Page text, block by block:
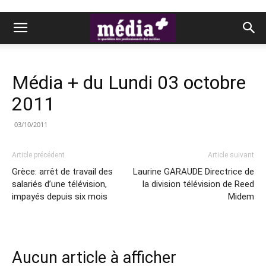
Média + du Lundi 03 octobre
2011
03/10/2011
Article précédent
Grèce: arrêt de travail des
salariés d’une télévision,
impayés depuis six mois
Article suivant
Laurine GARAUDE Directrice de
la division télévision de Reed
Midem
Aucun article à afficher